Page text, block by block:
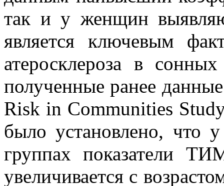
так и у женщин
является ключевым
атеросклероза в
полученные ранее
Risk in Communities
было установлено, что
группах показатели
увеличивается с